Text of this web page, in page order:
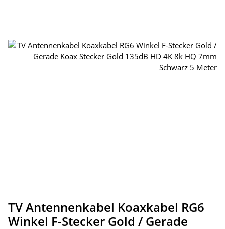
TV Antennenkabel Koaxkabel RG6
Winkel F-Stecker Gold / Gerade